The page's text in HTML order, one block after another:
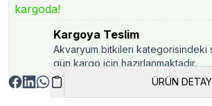
kargoda!
Kargoya Teslim
Akvaryum bitkileri kategorisindeki
gün kargo için hazırlanmaktadır.
ÜRÜN